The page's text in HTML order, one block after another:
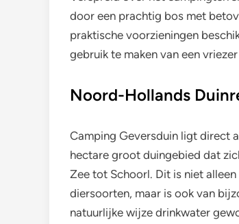
door een prachtig bos met
praktische voorzieningen
gebruik te maken van een
Noord-Hollands
Camping Geversduin ligt direct
hectare groot duingebied dat
Zee tot Schoorl. Dit is niet
diersoorten, maar is ook van
natuurlijke wijze drinkwater